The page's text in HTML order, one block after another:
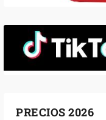
PRECIOS 2026